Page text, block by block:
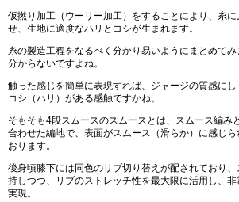
仮撚り加工（ウーリー加工）をすることにより、糸
せ、生地に適度なハリとコシが生まれます。
糸の製造工程をなるべく分かり易いようにまとめて
分からないですよね。
触った感じを簡単に表現すれば、ジャージの質感にし
コシ（ハリ）がある感触ですかね。
そもそも4段スムースのスムースとは、スムース編み
合わせた編地で、表面がスムース（滑らか）に感じ
おります。
後身頃膝下には同色のリブ切り替えが配されており
持しつつ、リブのストレッチ性を最大限に活用し、
実現。